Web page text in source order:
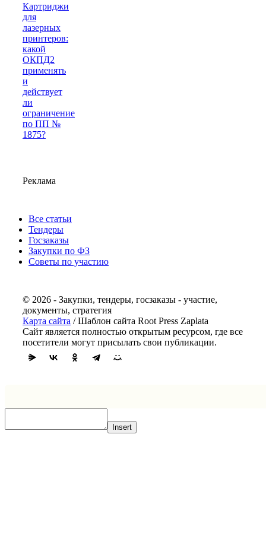
Картриджи
для
лазерных
принтеров:
какой
ОКПД2
применять
и
действует
ли
ограничение
по ПП №
1875?
Реклама
Все статьи
Тендеры
Госзаказы
Закупки по ФЗ
Советы по участию
© 2026 - Закупки, тендеры, госзаказы - участие,
документы, стратегия
Карта сайта / Шаблон сайта Root Press Zaplata
Сайт является полностью открытым ресурсом, где все
посетители могут присылать свои публикации.
Insert